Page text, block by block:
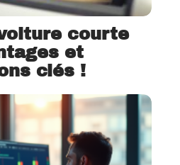
courte
et
clés !